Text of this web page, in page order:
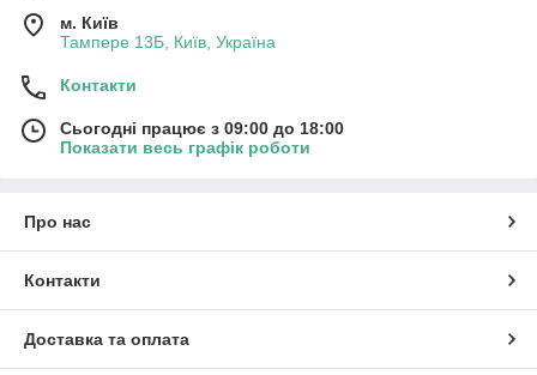
м. Київ
Тампере 13Б, Київ, Україна
Контакти
Сьогодні працює з 09:00 до 18:00
Показати весь графік роботи
Про нас
Контакти
Доставка та оплата